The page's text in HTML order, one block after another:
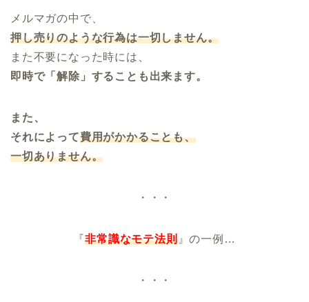
メルマガの中で、
押し売りのような行為は一切しません。
また不要になった時には、
即時で「解除」することも出来ます。
また、
それによって費用がかかることも、
一切ありません。
・・・
『非常識なモテ法則』の一例…
・・・